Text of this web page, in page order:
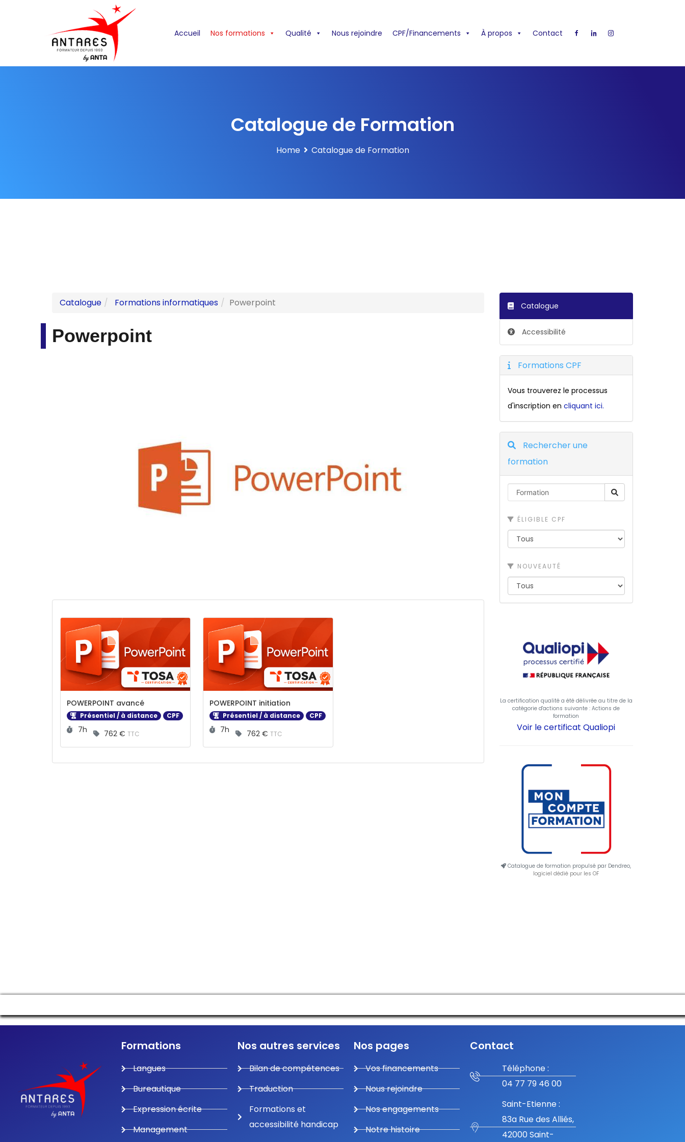
Accueil Nos formations Qualité Nous rejoindre CPF/Financements À propos Contact
Catalogue de Formation
Home Catalogue de Formation
Catalogue Formations informatiques Powerpoint
Powerpoint
POWERPOINT avancé
Présentiel / à distance CPF
Durée :
7h 762 € TTC
POWERPOINT initiation
Présentiel / à distance CPF
Durée :
7h 762 € TTC
Catalogue
Accessibilité
Formations CPF
Vous trouverez le processus
d'inscription en cliquant ici.
Rechercher une
formation
ÉLIGIBLE CPF
NOUVEAUTÉ
La certification qualité a été délivrée au titre de la
catégorie d'actions suivante : Actions de
formation
Voir le certificat Qualiopi
Catalogue de formation propulsé par Dendreo,
logiciel dédié pour les OF
Formations
Langues
Bureautique
Expression écrite
Management
Nos autres services
Bilan de compétences
Traduction
Formations et
accessibilité handicap
Nos pages
Vos financements
Nous rejoindre
Nos engagements
Notre histoire
Contact
Téléphone :
04 77 79 46 00
Saint-Etienne :
83a Rue des Alliés,
42000 Saint-